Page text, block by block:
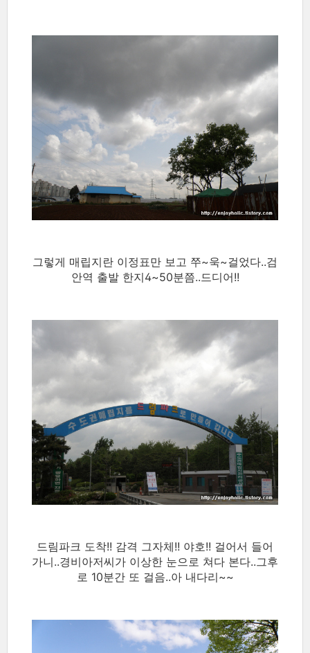
그렇게 매립지란 이정표만 보고 쭈~욱~걸었다..검
안역 출발 한지4~50분쯤..드디어!!
드림파크 도착!! 감격 그자체!! 야호!! 걸어서 들어
가니..경비아저씨가 이상한 눈으로 쳐다 본다..그후
로 10분간 또 걸음..아 내다리~~